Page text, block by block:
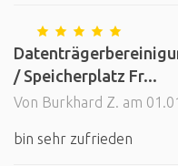
/ Speicherplatz Fr...
Von Burkhard Z. am
bin sehr zufrieden